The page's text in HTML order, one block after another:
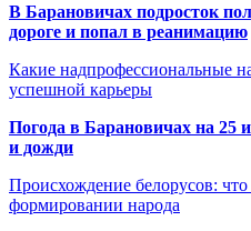
В Барановичах подросток
дороге и попал в реанимацию
Какие надпрофессиональные
успешной карьеры
Погода в Барановичах на 25
и дожди
Происхождение белорусов: что
формировании народа